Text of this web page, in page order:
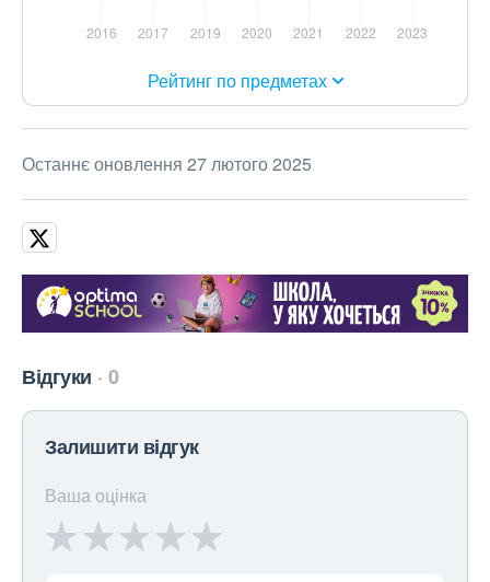
Рейтинг по предметах
Останнє оновлення 27 лютого 2025
Відгуки 0
Залишити відгук
Ваша оцінка